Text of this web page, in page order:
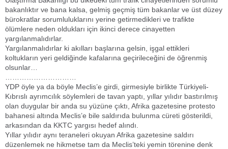
bakanlıktır ve bana kalsa, gelmiş geçmiş tüm bakanlar ve üst düzey
bürokratlar sorumluluklarını yerine getirmedikleri ve trafikte
ölümlere neden oldukları için ikinci derece cinayetten
yargılanmalıdırlar.
Yargılanmalıdırlar ki akılları başlarına gelsin, işgal ettikleri
koltukların yeri geldiğinde kafalarına geçirileceğini de öğrenmiş
olsunlar…
YDP öyle ya da böyle Meclis’e girdi, girmesiyle birlikte Türkiyeli-
Kıbrıslı ayrımcılık söylemleri de tavan yaptı, yıllar yılıdır bastırılmış
olan duygular bir anda su yüzüne çıktı, Afrika gazetesine protesto
bahanesi altında Meclis’e bile saldırıda bulunma cüreti gösterildi,
arkasından da KKTC yargısı hedef alındı.
Yıllar yılıdır aynı teraneleri okuyan Afrika gazetesine saldırı
düzenlemek ne hikmetse tam da Meclis’teki yemin törenine denk